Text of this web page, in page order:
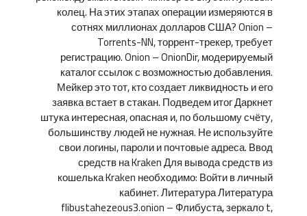
колец. На этих этапах операции измеряются в
сотнях миллионах долларов США? Onion –
Torrents-NN, торрент-трекер, требует
регистрацию. Onion – OnionDir, модерируемый
каталог ссылок с возможностью добавления.
Мейкер это тот, кто создает ликвидность и его
заявка встает в стакан. Подведем итог Даркнет
штука интересная, опасная и, по большому счёту,
большинству людей не нужная. Не используйте
свои логины, пароли и почтовые адреса. Ввод
средств на Kraken Для вывода средств из
кошелька Kraken необходимо: Войти в личный
кабинет. Литература Литература
flibustahezeous3.onion – Флибуста, зеркало t,